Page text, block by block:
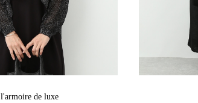
l'armoire de luxe